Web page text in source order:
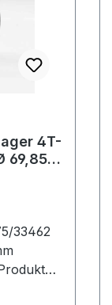
4T-
69,85
33462